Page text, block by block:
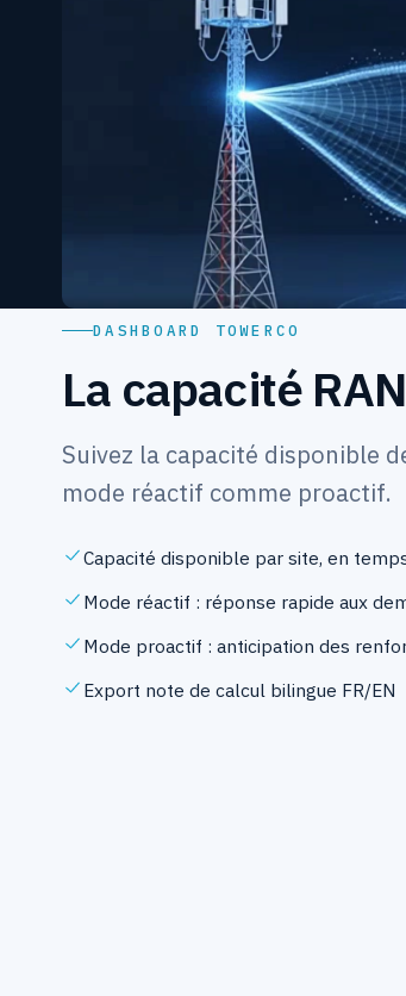
DASHBOARD TOWERCO
La capacité
Suivez la capacité disponible
mode réactif comme proactif.
Capacité disponible par site, en
Mode réactif : réponse rapide aux
Mode proactif : anticipation des
Export note de calcul bilingue FR/EN